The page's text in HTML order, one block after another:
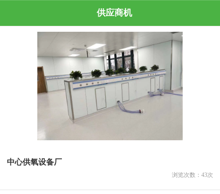
供应商机
中心供氧设备厂
浏览次数： 43次